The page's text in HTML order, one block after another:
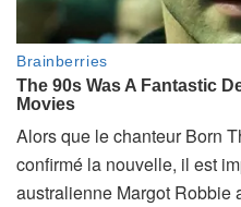
Alors que le chanteur Born
confirmé la nouvelle, il est
australienne Margot Robbie